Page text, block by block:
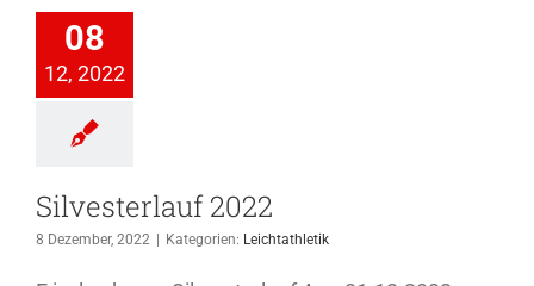
08
12, 2022
Silvesterlauf 2022
8 Dezember, 2022 Kategorien: Leichtathletik